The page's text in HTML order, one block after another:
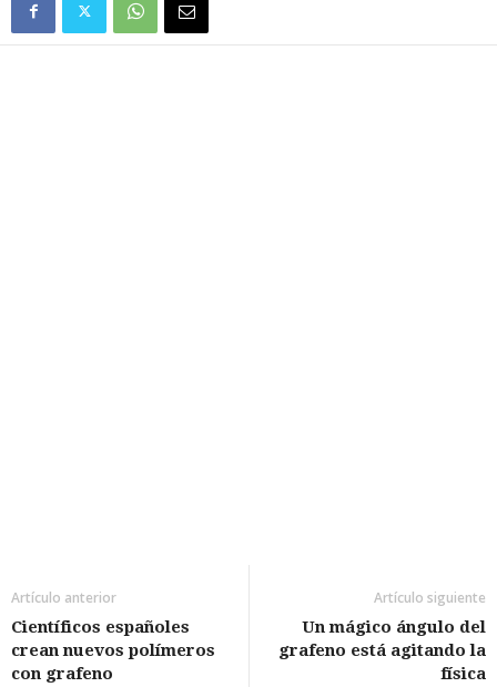
Artículo anterior
Científicos españoles
crean nuevos polímeros
con grafeno
Artículo siguiente
Un mágico ángulo del
grafeno está agitando la
física